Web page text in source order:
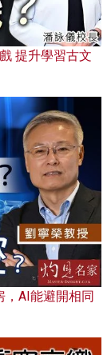
提升學習古文
AI能避開相同